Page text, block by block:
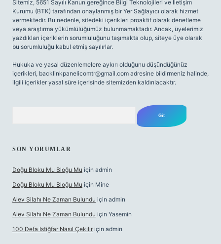
Sitemiz, 5651 Sayılı Kanun gereğince Bilgi Teknolojileri ve İletişim
Kurumu (BTK) tarafından onaylanmış bir Yer Sağlayıcı olarak hizmet
vermektedir. Bu nedenle, sitedeki içerikleri proaktif olarak denetleme
veya araştırma yükümlülüğümüz bulunmamaktadır. Ancak, üyelerimiz
yazdıkları içeriklerin sorumluluğunu taşımakta olup, siteye üye olarak
bu sorumluluğu kabul etmiş sayılırlar.
Hukuka ve yasal düzenlemelere aykırı olduğunu düşündüğünüz
içerikleri, backlinkpanelicomtr@gmail.com adresine bildirmeniz halinde,
ilgili içerikler yasal süre içerisinde sitemizden kaldırılacaktır.
SON YORUMLAR
Doğu Bloku Mu Bloğu Mu için admin
Doğu Bloku Mu Bloğu Mu için Mine
Alev Silahı Ne Zaman Bulundu için admin
Alev Silahı Ne Zaman Bulundu için Yasemin
100 Defa Istiğfar Nasıl Çekilir için admin